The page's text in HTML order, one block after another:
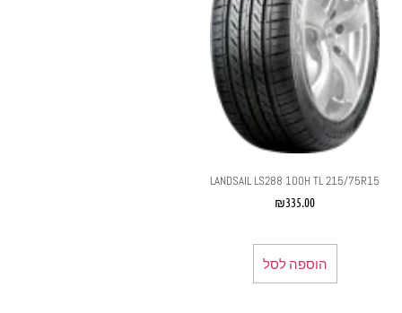
LANDSAIL LS288 100H TL 215/75R15
₪335.00
הוספה לסל